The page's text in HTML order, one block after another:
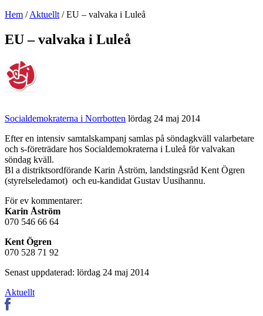
Hem /Aktuellt /EU – valvaka i Luleå
EU – valvaka i Luleå
Socialdemokraterna i Norrbotten lördag 24 maj 2014
Efter en intensiv samtalskampanj samlas på söndagkväll valarbetare
och s-företrädare hos Socialdemokraterna i Luleå för valvakan
söndag kväll.
Bl a distriktsordförande Karin Åström, landstingsråd Kent Ögren
(styrelseledamot) och eu-kandidat Gustav Uusihannu.
För ev kommentarer:
Karin Åström
070 546 66 64
Kent Ögren
070 528 71 92
Senast uppdaterad: lördag 24 maj 2014
Aktuellt